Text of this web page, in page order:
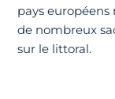
pays
de nombreux
sur le littoral.